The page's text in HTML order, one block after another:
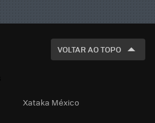
VOLTAR AO TOPO
Xataka México